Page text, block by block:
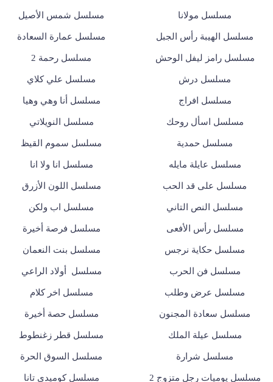
مسلسل مولانا مسلسل شمس الأصيل
مسلسل الهيبة رأس الجبل مسلسل عمارة السعادة
مسلسل رامز ليفل الوحش مسلسل رحمة 2
مسلسل درش مسلسل علي كلاي
مسلسل افراج مسلسل أنا وهي وهيا
مسلسل اسأل روحك مسلسل النويلاتي
مسلسل حمدية مسلسل سموم القيظ
مسلسل عايلة مايله مسلسل انا ولا انا
مسلسل على قد الحب مسلسل اللون الأزرق
مسلسل النص التاني مسلسل اب ولكن
مسلسل رأس الأفعى مسلسل فرصة أخيرة
مسلسل حكاية نرجس مسلسل بنت النعمان
مسلسل فن الحرب مسلسل أولاد الراعي
مسلسل عرض وطلب مسلسل اخر كلام
مسلسل سعادة المجنون مسلسل حصة أخيرة
مسلسل عيلة الملك مسلسل قطر زغنطوط
مسلسل شرارة مسلسل السوق الحرة
مسلسل يوميات رجل متزوج 2 مسلسل كوميدي تانا